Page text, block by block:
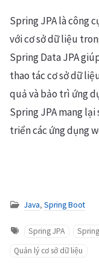
Spring JPA là công
với cơ sở dữ liệu
Spring Data JPA
thao tác cơ sở dữ
quả và bảo trì ứng
Spring JPA mang
triển các ứng dụng
Java, Spring Boot
Spring JPA
Quản lý cơ sở dữ liệu